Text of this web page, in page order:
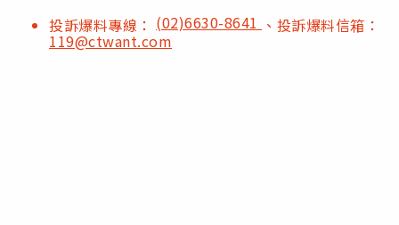
投訴爆料專線： (02)6630-8641 、投訴爆料信箱：
119@ctwant.com